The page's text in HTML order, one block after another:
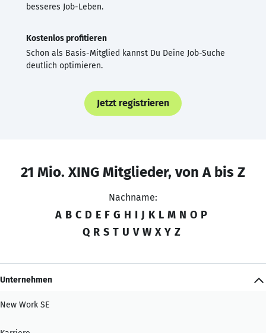
besseres Job-Leben.
Kostenlos profitieren
Schon als Basis-Mitglied kannst Du Deine Job-Suche
deutlich optimieren.
Jetzt registrieren
21 Mio. XING Mitglieder, von A bis Z
Nachname:
A B C D E F G H I J K L M N O P
Q R S T U V W X Y Z
Unternehmen
New Work SE